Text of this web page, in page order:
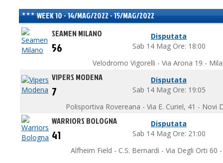
WEEK 10 - 14/MAG/2022 - 15/MAG/2022
SEAMEN MILANO
Disputata
Sab 14 Mag Ore: 18:00
56
Velodromo Vigorelli - Via Arona 19 -
VIPERS MODENA
Disputata
Sab 14 Mag Ore: 19:05
7
Polisportiva Rovereana - Via E. Curiel, 41 - Novi
WARRIORS BOLOGNA
Disputata
Sab 14 Mag Ore: 21:00
41
Alfheim Field - C.S. Bernardi - Via Degli Orti 60